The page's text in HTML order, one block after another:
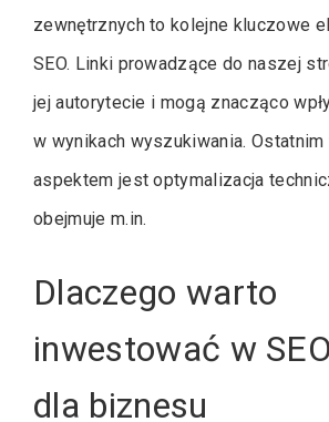
zewnętrznych to kolejne kluczowe
SEO. Linki prowadzące do naszej
jej autorytecie i mogą znacząco
w wynikach wyszukiwania. Ostatnim
aspektem jest optymalizacja
obejmuje m.in.
Dlaczego warto
inwestować w
dla biznesu